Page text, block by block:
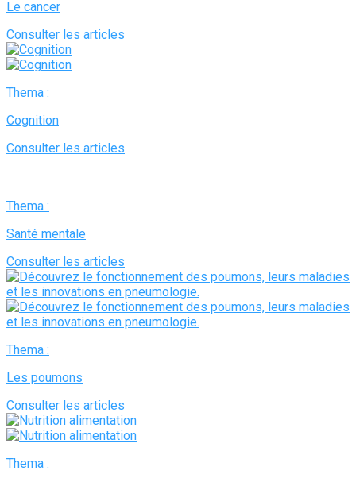
Le cancer
Consulter les articles
Thema :
Cognition
Consulter les articles
Thema :
Santé mentale
Consulter les articles
Thema :
Les poumons
Consulter les articles
Thema :